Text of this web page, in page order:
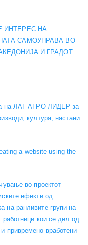
ИНТЕРЕС НА
САМОУПРАВА ВО
И ГРАДОТ
на ЛАГ АГРО ЛИДЕР за
култура, настани
a website using the
во проектот
ефекти од
на ранливите групи на
работници кои се дел од
привремено вработени